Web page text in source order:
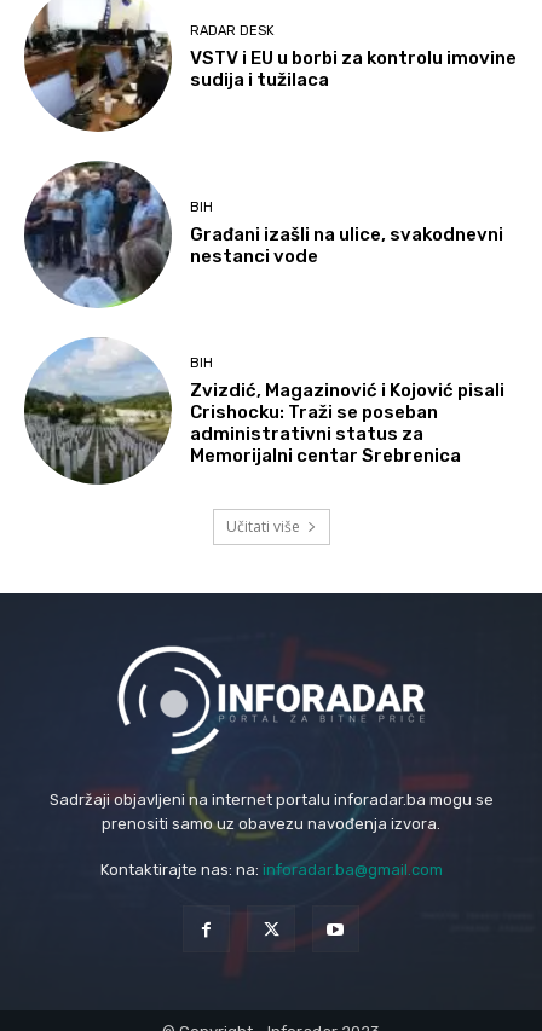
RADAR DESK
VSTV i EU u borbi za kontrolu imovine
sudija i tužilaca
BIH
Građani izašli na ulice, svakodnevni
nestanci vode
BIH
Zvizdić, Magazinović i Kojović pisali
Crishocku: Traži se poseban
administrativni status za
Memorijalni centar Srebrenica
Učitati više
Sadržaji objavljeni na internet portalu inforadar.ba mogu se
prenositi samo uz obavezu navođenja izvora.
Kontaktirajte nas: na: inforadar.ba@gmail.com